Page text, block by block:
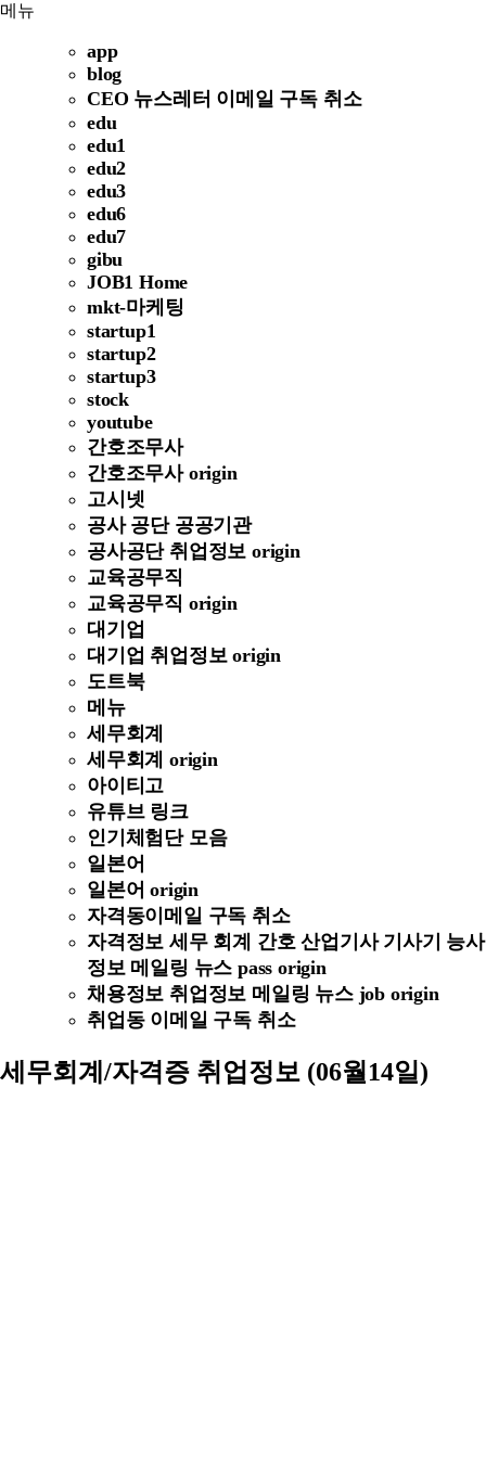
메뉴
app
blog
CEO 뉴스레터 이메일 구독 취소
edu
edu1
edu2
edu3
edu6
edu7
gibu
JOB1 Home
mkt-마케팅
startup1
startup2
startup3
stock
youtube
간호조무사
간호조무사 origin
고시넷
공사 공단 공공기관
공사공단 취업정보 origin
교육공무직
교육공무직 origin
대기업
대기업 취업정보 origin
도트북
메뉴
세무회계
세무회계 origin
아이티고
유튜브 링크
인기체험단 모음
일본어
일본어 origin
자격동이메일 구독 취소
자격정보 세무 회계 간호 산업기사 기사기 능사
정보 메일링 뉴스 pass origin
채용정보 취업정보 메일링 뉴스 job origin
취업동 이메일 구독 취소
세무회계/자격증 취업정보 (06월14일)